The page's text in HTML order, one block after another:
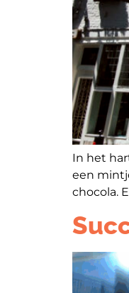
In het
een
chocola.